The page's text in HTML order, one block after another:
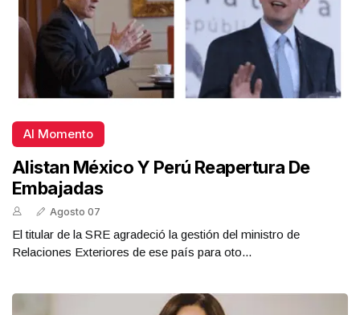
Al Momento
Alistan México Y Perú Reapertura De
Embajadas
Agosto 07
El titular de la SRE agradeció la gestión del ministro de
Relaciones Exteriores de ese país para oto...